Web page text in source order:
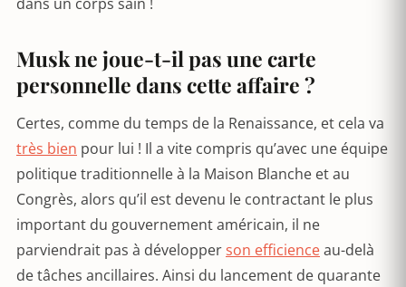
Musk ne joue-t-il pas une carte
personnelle dans cette affaire ?
Certes, comme du temps de la Renaissance, et cela va
très bien pour lui ! Il a vite compris qu’avec une équipe
politique traditionnelle à la Maison Blanche et au
Congrès, alors qu’il est devenu le contractant le plus
important du gouvernement américain, il ne
parviendrait pas à développerson efficienceau-delà
de tâches ancillaires. Ainsi du lancement de quarante